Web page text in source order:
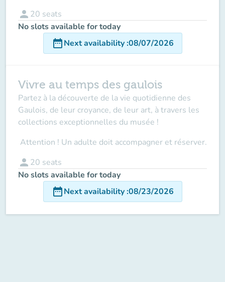
person 20 seats
No slots available for today
date_rangeNext availability:08/07/2026
Vivre au temps des gaulois
Partez à la découverte de la vie quotidienne des
Gaulois, de leur croyance, de leur art, à travers les
collections exceptionnelles du musée !
Attention ! Un adulte doit accompagner et réserver.
person 20 seats
No slots available for today
date_rangeNext availability:08/23/2026